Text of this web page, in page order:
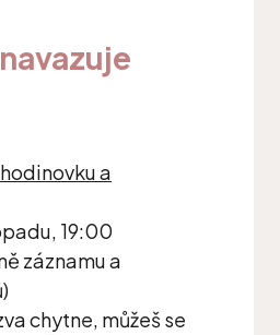
a
19:00
záznamu a
chytne, můžeš se